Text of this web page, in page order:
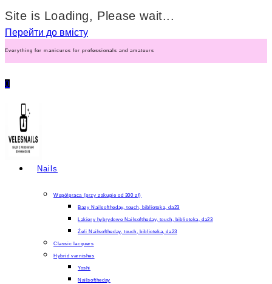
Site is Loading, Please wait...
Перейти до вмісту
Everything for manicures for professionals and amateurs
0
Nails
Współpraca (przy zakupie od 300 zł)
Bazy Nailsoftheday, touch, biblioteka, da23
Lakiery hybrydowe Nailsoftheday, touch, biblioteka, da23
Żeli Nailsoftheday, touch, biblioteka, da23
Classic lacquers
Hybrid varnishes
Yoshi
Nailsoftheday